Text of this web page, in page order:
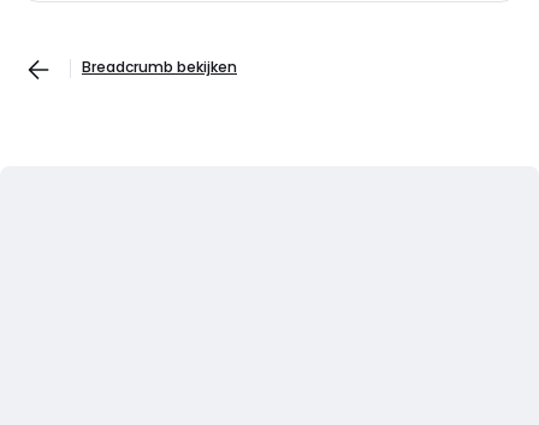
Breadcrumb bekijken